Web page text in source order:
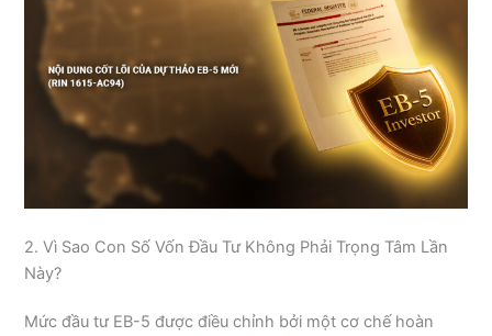
2. Vì Sao Con Số Vốn Đầu Tư Không Phải Trọng Tâm Lần
Này?
Mức đầu tư EB-5 được điều chỉnh bởi một cơ chế hoàn